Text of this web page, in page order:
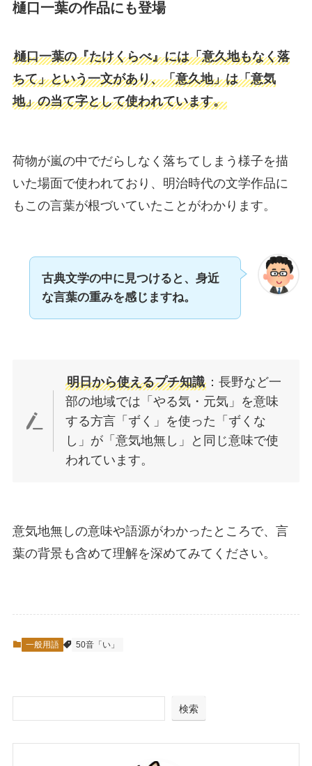
樋口一葉の作品にも登場
樋口一葉の『たけくらべ』には「意久地もなく落
ちて」という一文があり、「意久地」は「意気
地」の当て字として使われています。
荷物が嵐の中でだらしなく落ちてしまう様子を描
いた場面で使われており、明治時代の文学作品に
もこの言葉が根づいていたことがわかります。
古典文学の中に見つけると、身近
な言葉の重みを感じますね。
明日から使えるプチ知識 ：長野など一
部の地域では「やる気・元気」を意味
する方言「ずく」を使った「ずくな
し」が「意気地無し」と同じ意味で使
われています。
意気地無しの意味や語源がわかったところで、言
葉の背景も含めて理解を深めてみてください。
一般用語 50音「い」
検索